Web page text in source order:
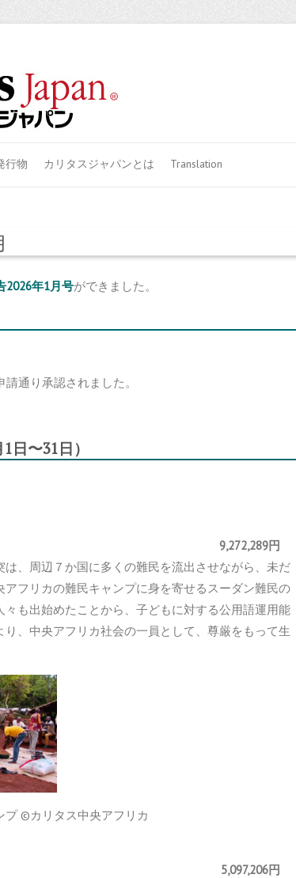
行物 カリタスジャパンとは Translation
2026年1月号ができました。
通り承認されました。
1日〜31日）
プロジェクト 9,272,289円
、周辺７か国に多くの難民を流出させながら、未だ
フリカの難民キャンプに身を寄せるスーダン難民の
も出始めたことから、子どもに対する公用語運用能
、中央アフリカ社会の一員として、尊厳をもって生
プ ©カリタス中央アフリカ
5,097,206円